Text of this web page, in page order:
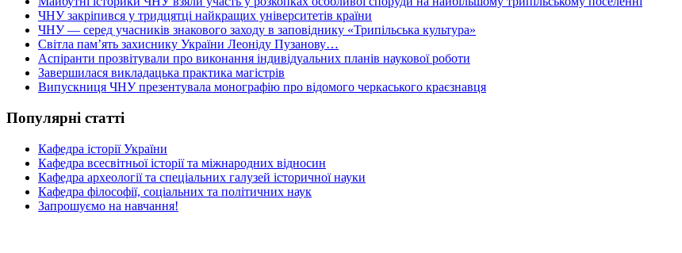
ЧНУ закріпився у тридцятці найкращих університетів країни
ЧНУ — серед учасників знакового заходу в заповіднику «Трипільська культура»
Світла пам’ять захиснику України Леоніду Пузанову…
Аспіранти прозвітували про виконання індивідуальних планів наукової роботи
Завершилася викладацька практика магістрів
Випускниця ЧНУ презентувала монографію про відомого черкаського краєзнавця
Популярні статті
Кафедра історії України
Кафедра всесвітньої історії та міжнародних відносин
Кафедра археології та спеціальних галузей історичної науки
Кафедра філософії, соціальних та політичних наук
Запрошуємо на навчання!